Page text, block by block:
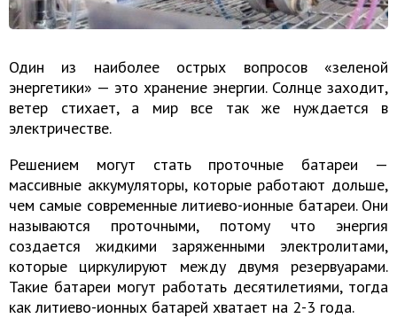
Один из наиболее острых вопросов «зеленой
энергетики» — это хранение энергии. Солнце заходит,
ветер стихает, а мир все так же нуждается в
электричестве.
Решением могут стать проточные батареи —
массивные аккумуляторы, которые работают дольше,
чем самые современные литиево-ионные батареи. Они
называются проточными, потому что энергия
создается жидкими заряженными электролитами,
которые циркулируют между двумя резервуарами.
Такие батареи могут работать десятилетиями, тогда
как литиево-ионных батарей хватает на 2-3 года.